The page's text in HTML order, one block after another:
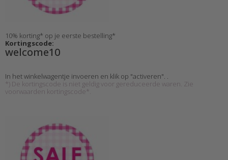
10% korting* op je eerste bestelling*
Kortingscode:
welcome10
In het winkelwagentje invoeren en klik op "activeren". .
*) De kortingscode is niet geldig voor gereduceerde waren. Zie
voorwaarden kortingscode*.